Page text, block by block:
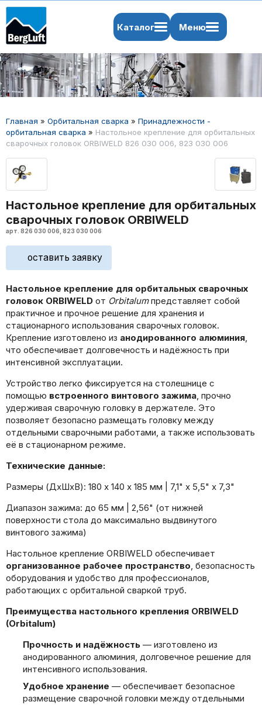
Каталог Меню
Главная » Орбитальная сварка » Принадлежности -
орбитальная сварка » Настольное крепление для орбитальных
сварочных головок ORBIWELD 826 030 006, 823 030 006
Настольное крепление для орбитальных
сварочных головок ORBIWELD
арт. 826 030 006, 823 030 006
оставить заявку
Настольное крепление для орбитальных сварочных
головок ORBIWELD от Orbitalumпредставляет собой
практичное и прочное решение для хранения и
стационарного использования сварочных головок.
Крепление изготовлено из анодированного алюминия
что обеспечивает долговечность и надёжность при
интенсивной эксплуатации.
Устройство легко фиксируется на столешнице с
помощью встроенного винтового зажима , прочно
удерживая сварочную головку в держателе. Это
позволяет безопасно размещать головку между
отдельными сварочными работами, а также использовать
её в стационарном режиме.
Технические данные:
Размеры (ДхШхВ): 180 х 140 х 185 мм | 7,1" х 5,5" х 7,3"
Диапазон зажима: до 65 мм | 2,56" (от нижней
поверхности стола до максимально выдвинутого
винтового зажима)
Настольное крепление ORBIWELD обеспечивает
организованное рабочее пространство , безопасность
оборудования и удобство для профессионалов,
работающих с орбитальной сваркой труб.
Преимущества настольного крепления ORBIWELD
(Orbitalum)
Прочность и надёжность— изготовлено из
анодированного алюминия, долговечное решение для
интенсивного использования.
Удобное хранение — обеспечивает безопасное
размещение сварочной головки между отдельными